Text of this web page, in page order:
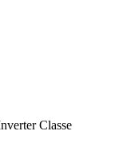
Classe